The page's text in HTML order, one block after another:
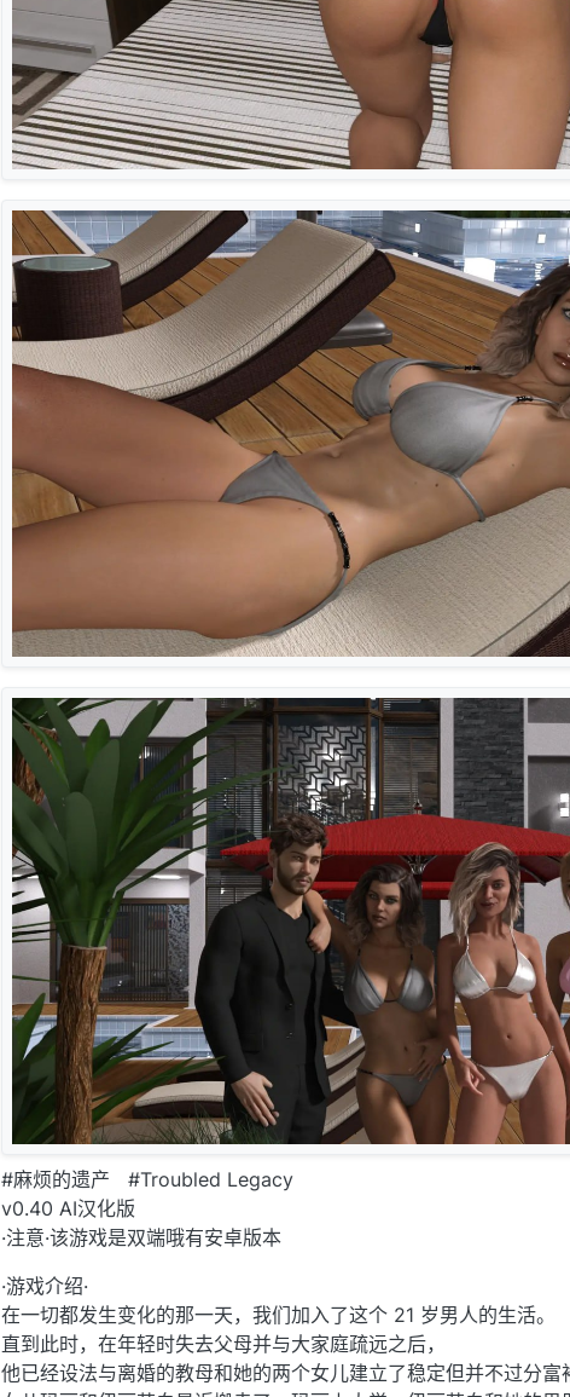
#麻烦的遗产 #Troubled Legacy
v0.40 AI汉化版
·注意·该游戏是双端哦有安卓版本
·游戏介绍·
在一切都发生变化的那一天，我们加入了这个 21 岁男人的生活。
直到此时，在年轻时失去父母并与大家庭疏远之后，
他已经设法与离婚的教母和她的两个女儿建立了稳定但并不过分富